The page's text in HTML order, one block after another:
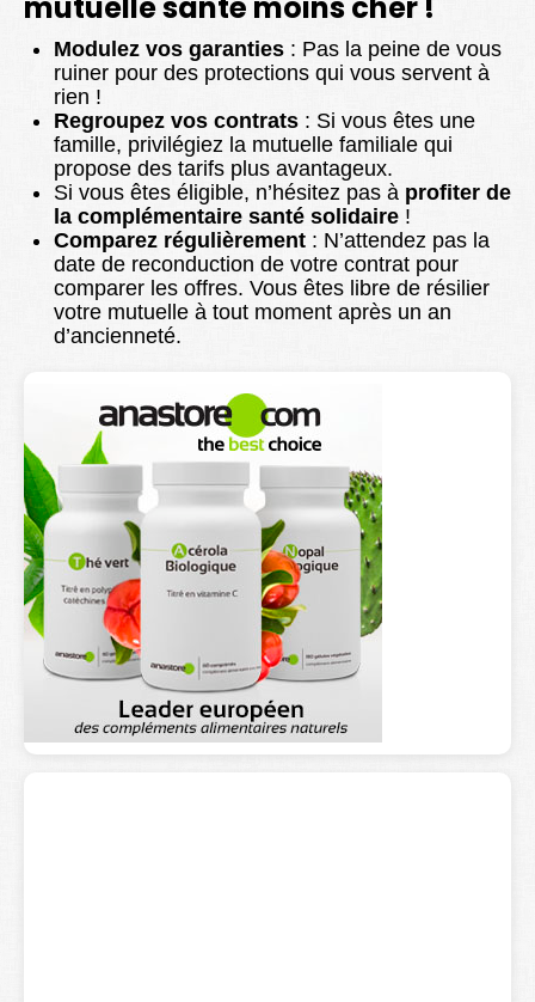
Modulez vos garanties : Pas la peine de vous
ruiner pour des protections qui vous servent à
rien !
Regroupez vos contrats : Si vous êtes une
famille, privilégiez la mutuelle familiale qui
propose des tarifs plus avantageux.
Si vous êtes éligible, n’hésitez pas à profiter de
la complémentaire santé solidaire !
Comparez régulièrement : N’attendez pas la
date de reconduction de votre contrat pour
comparer les offres. Vous êtes libre de résilier
votre mutuelle à tout moment après un an
d’ancienneté.